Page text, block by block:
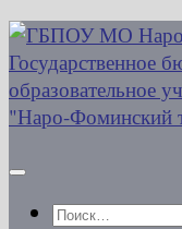
Перейти
к
содержимому
Найти: